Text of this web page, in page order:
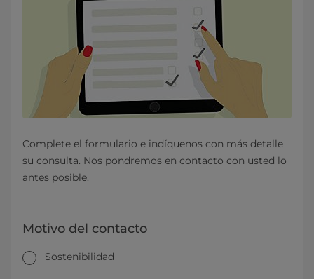
Complete el formulario e indíquenos con más detalle
su consulta. Nos pondremos en contacto con usted lo
antes posible.
Motivo del contacto
Sostenibilidad